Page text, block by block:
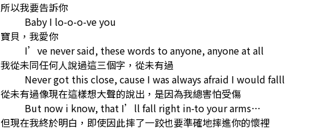
所以我要告訴你
Baby I lo-o-o-ve you
寶貝，我愛你
I’ve never said, these words to anyone, anyone at all
我從未同任何人說過這三個字，從未有過
Never got this close, cause I was always afraid I would falll
從未有過像現在這樣想大聲的說出，是因為我總害怕受傷
But now i know, that I’ll fall right in-to your arms…
但現在我終於明白，即使因此摔了一跤也要準確地摔進你的懷裡